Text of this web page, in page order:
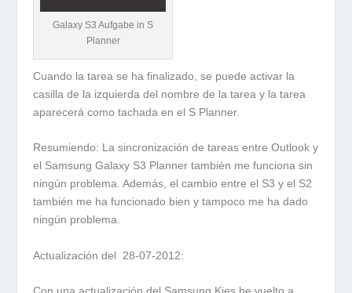
Galaxy S3 Aufgabe in S
Planner
Cuando la tarea se ha finalizado, se puede activar la
casilla de la izquierda del nombre de la tarea y la tarea
aparecerá como tachada en el S Planner.
Resumiendo: La sincronización de tareas entre Outlook y
el Samsung Galaxy S3 Planner también me funciona sin
ningún problema. Además, el cambio entre el S3 y el S2
también me ha funcionado bien y tampoco me ha dado
ningún problema.
Actualización del 28-07-2012: